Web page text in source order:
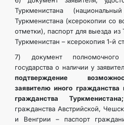
Туркменистана
Туркменистана (ксерокопии со
отметки), паспорт для выезда из
Туркменистан – ксерокопия 1-й
7) документ полномочного
государства о наличии у
подтверждение
заявителю иного
гражданства
гражданства Австрийской,
и Венгрии – паспорт